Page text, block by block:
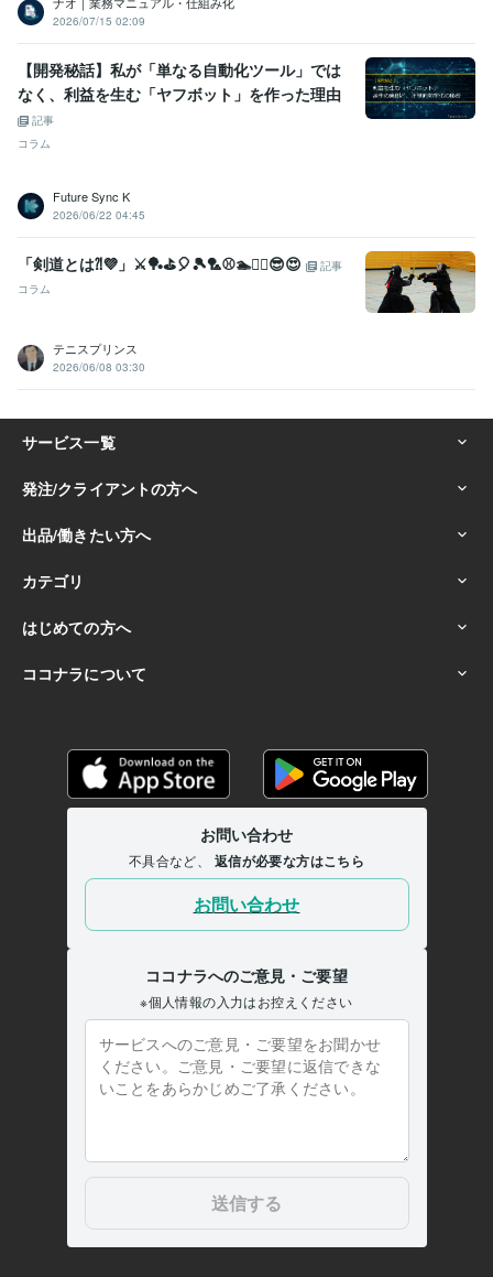
2026/07/15 02:09
【開発秘話】私が「単なる自動化ツール」では
なく、利益を生む「ヤフボット」を作った理由
記事
コラム
Future Sync K
2026/06/22 04:45
「剣道とは⁈💜」⚔️🏓⛳🎈🎾🏸⚾🏊🚴‍♀️😎😍
記事
コラム
テニスプリンス
2026/06/08 03:30